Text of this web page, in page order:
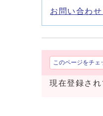
お問い合わ
このページをチェ
現在登録され